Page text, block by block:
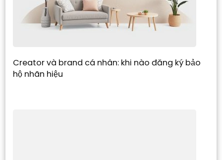
Creator và brand cá nhân: khi nào đăng ký bảo
hộ nhãn hiệu